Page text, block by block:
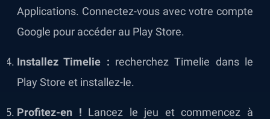
Applications. Connectez-vous avec votre compte
Google pour accéder au Play Store.
Installez Timelie : recherchez Timelie dans le
Play Store et installez-le.
Profitez-en ! Lancez le jeu et commencez à